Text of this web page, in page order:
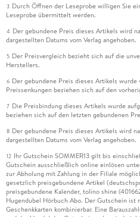
3 Durch Öffnen der Leseprobe willigen Sie
Leseprobe übermittelt werden.
4 Der gebundene Preis dieses Artikels wird
dargestellten Datums vom Verlag angehoben.
5 Der Preisvergleich bezieht sich auf die
Herstellers.
6 Der gebundene Preis dieses Artikels wurde
Preissenkungen beziehen sich auf den
7 Die Preisbindung dieses Artikels wurde
beziehen sich auf den letzten gebundenen
8 Der gebundene Preis dieses Artikels wird
dargestellten Datums vom Verlag angehoben.
12 Ihr Gutschein SOMMER13 gilt bis
Gutschein ausschließlich online einlösen
zur Abholung mit Zahlung in der Filiale
gesetzlich preisgebundene Artikel
preisgebundene Kalender, tolino shine
Hugendubel Hörbuch Abo. Der Gutschein
Geschenkkarten kombinierbar. Eine